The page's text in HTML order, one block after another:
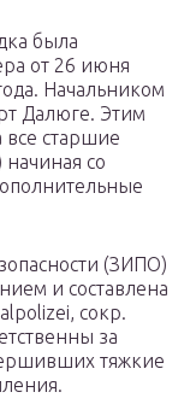
была
от 26 июня
Начальником
Далюге. Этим
старшие
со
(ЗИПО)
и составлена
сокр.
за
тяжкие